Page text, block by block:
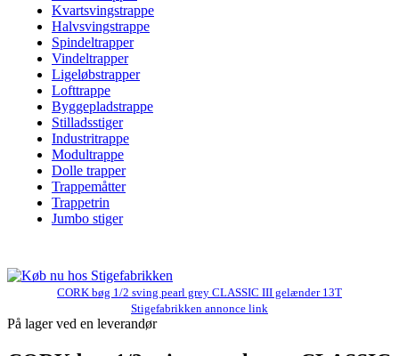
Kvartsvingstrappe
Halvsvingstrappe
Spindeltrapper
Vindeltrapper
Ligeløbstrapper
Lofttrappe
Byggepladstrappe
Stilladsstiger
Industritrappe
Modultrappe
Dolle trapper
Trappemåtter
Trappetrin
Jumbo stiger
CORK bøg 1/2 sving pearl grey CLASSIC III gelænder 13T
Stigefabrikken annonce link
På lager ved en leverandør